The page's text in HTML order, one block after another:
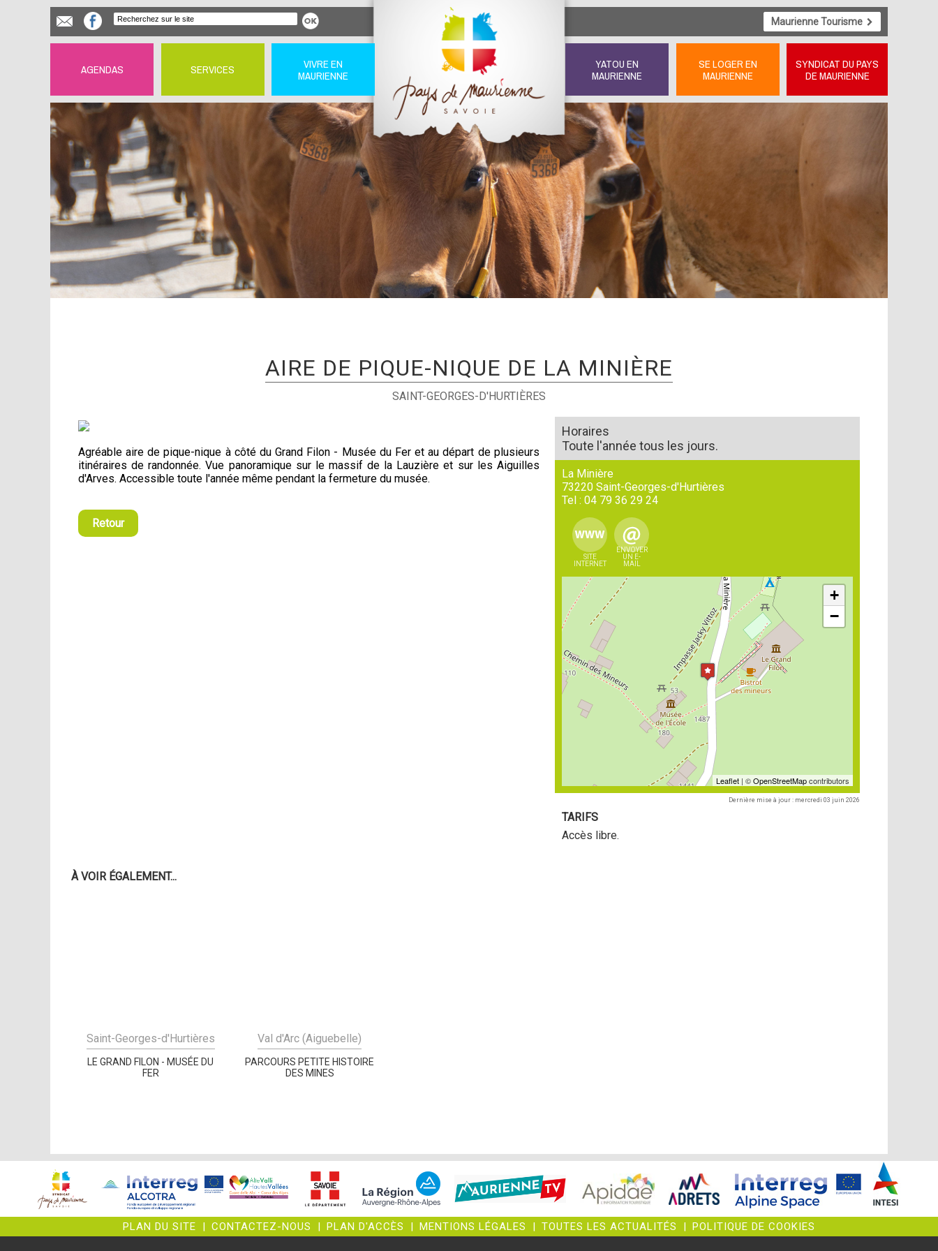
Maurienne Tourisme
AGENDAS SERVICES
VIVRE EN
MAURIENNE
YATOU EN
MAURIENNE
SE LOGER EN
MAURIENNE
SYNDICAT DU PAYS
DE MAURIENNE
AIRE DE PIQUE-NIQUE DE LA MINIÈRE
SAINT-GEORGES-D'HURTIÈRES
Agréable aire de pique-nique à côté du Grand Filon - Musée du Fer et au départ de plusieurs
itinéraires de randonnée. Vue panoramique sur le massif de la Lauzière et sur les Aiguilles
d'Arves. Accessible toute l'année même pendant la fermeture du musée.
Retour
Horaires
Toute l'année tous les jours.
La Minière
73220 Saint-Georges-d'Hurtières
Tel : 04 79 36 29 24
SITE
INTERNET
ENVOYER
UN E-
MAIL
+
−
Leaflet| ©OpenStreetMapcontributors
Dernière mise à jour : mercredi 03 juin 2026
TARIFS
Accès libre.
À VOIR ÉGALEMENT...
Saint-Georges-d'Hurtières
LE GRAND FILON - MUSÉE DU
FER
Val d'Arc (Aiguebelle)
PARCOURS PETITE HISTOIRE
DES MINES
PLAN DU SITE CONTACTEZ-NOUS PLAN D'ACCÈS MENTIONS LÉGALES TOUTES LES ACTUALITÉS POLITIQUE DE COOKIES